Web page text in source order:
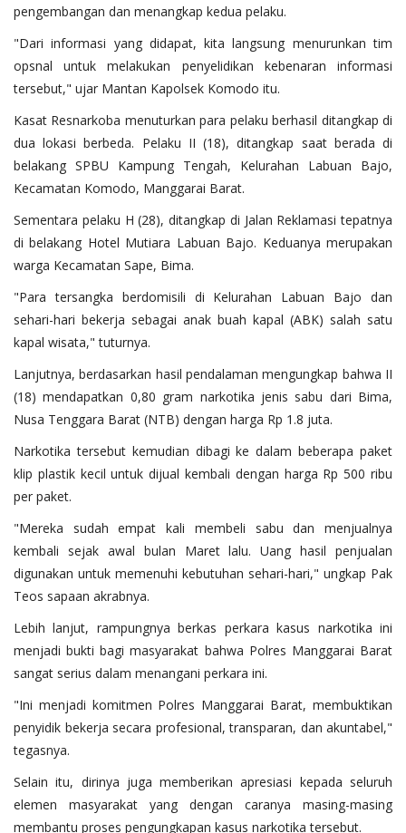
pengembangan dan menangkap kedua pelaku.
"Dari informasi yang didapat, kita langsung menurunkan tim
opsnal untuk melakukan penyelidikan kebenaran informasi
tersebut," ujar Mantan Kapolsek Komodo itu.
Kasat Resnarkoba menuturkan para pelaku berhasil ditangkap di
dua lokasi berbeda. Pelaku II (18), ditangkap saat berada di
belakang SPBU Kampung Tengah, Kelurahan Labuan Bajo,
Kecamatan Komodo, Manggarai Barat.
Sementara pelaku H (28), ditangkap di Jalan Reklamasi tepatnya
di belakang Hotel Mutiara Labuan Bajo. Keduanya merupakan
warga Kecamatan Sape, Bima.
"Para tersangka berdomisili di Kelurahan Labuan Bajo dan
sehari-hari bekerja sebagai anak buah kapal (ABK) salah satu
kapal wisata," tuturnya.
Lanjutnya, berdasarkan hasil pendalaman mengungkap bahwa II
(18) mendapatkan 0,80 gram narkotika jenis sabu dari Bima,
Nusa Tenggara Barat (NTB) dengan harga Rp 1.8 juta.
Narkotika tersebut kemudian dibagi ke dalam beberapa paket
klip plastik kecil untuk dijual kembali dengan harga Rp 500 ribu
per paket.
"Mereka sudah empat kali membeli sabu dan menjualnya
kembali sejak awal bulan Maret lalu. Uang hasil penjualan
digunakan untuk memenuhi kebutuhan sehari-hari," ungkap Pak
Teos sapaan akrabnya.
Lebih lanjut, rampungnya berkas perkara kasus narkotika ini
menjadi bukti bagi masyarakat bahwa Polres Manggarai Barat
sangat serius dalam menangani perkara ini.
"Ini menjadi komitmen Polres Manggarai Barat, membuktikan
penyidik bekerja secara profesional, transparan, dan akuntabel,"
tegasnya.
Selain itu, dirinya juga memberikan apresiasi kepada seluruh
elemen masyarakat yang dengan caranya masing-masing
membantu proses pengungkapan kasus narkotika tersebut.